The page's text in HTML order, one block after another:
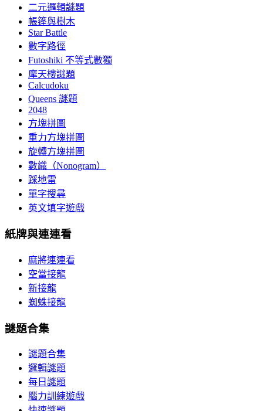
二元邏輯謎題
帳篷與樹木
Star Battle
數字路徑
Futoshiki 不等式數獨
摩天樓謎題
Calcudoku
Queens 謎題
2048
方塊拼圖
重力方塊拼圖
旋轉方塊拼圖
數織（Nonogram）
踩地雷
單字搜尋
英文填字遊戲
紙牌與連連看
麻將連連看
空當接龍
新接龍
蜘蛛接龍
謎題合集
謎題合集
邏輯謎題
每日謎題
腦力訓練遊戲